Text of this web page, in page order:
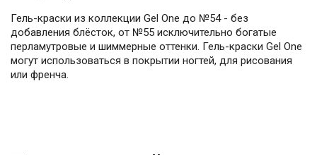
Гель-краски из коллекции Gel One до №54 - без
добавления блёсток, от №55 исключительно богатые
перламутровые и шиммерные оттенки. Гель-краски Gel One
могут использоваться в покрытии ногтей, для рисования
или френча.